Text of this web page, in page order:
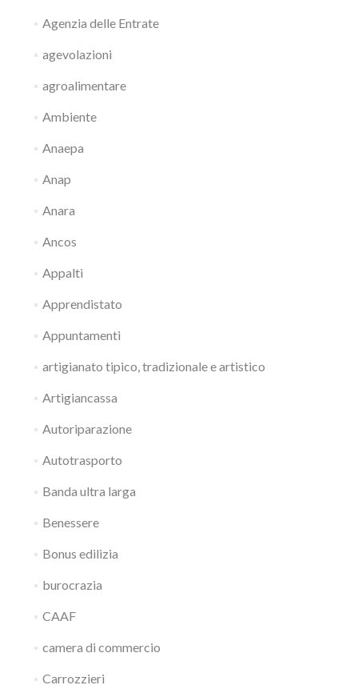
Agenzia delle Entrate
agevolazioni
agroalimentare
Ambiente
Anaepa
Anap
Anara
Ancos
Appalti
Apprendistato
Appuntamenti
artigianato tipico, tradizionale e artistico
Artigiancassa
Autoriparazione
Autotrasporto
Banda ultra larga
Benessere
Bonus edilizia
burocrazia
CAAF
camera di commercio
Carrozzieri